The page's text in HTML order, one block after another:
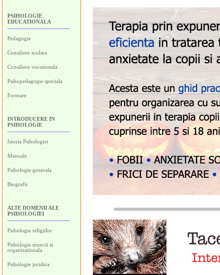
PSIHOLOGIE
EDUCATIONALA
Pedagogie
Consiliere scolara
Consiliere vocationala
Psihopedagogie speciala
Formare
INTRODUCERE IN
PSIHOLOGIE
Istoria Psihologiei
Manuale
Psihologie generala
Biografii
ALTE DOMENII ALE
PSIHOLOGIEI
Psihologia religiilor
Psihologia muncii si
organizationala
Psihologie juridica